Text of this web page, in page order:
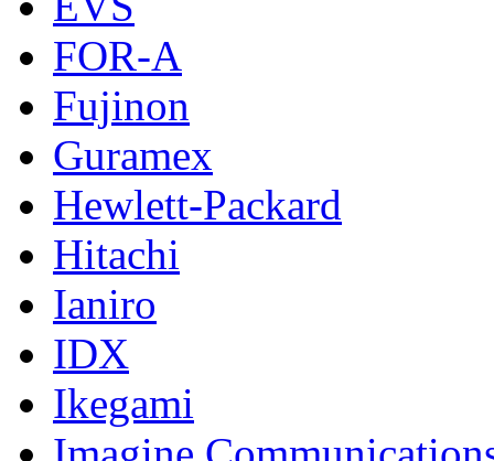
FOR-A
Fujinon
Guramex
Hewlett-Packard
Hitachi
Ianiro
IDX
Ikegami